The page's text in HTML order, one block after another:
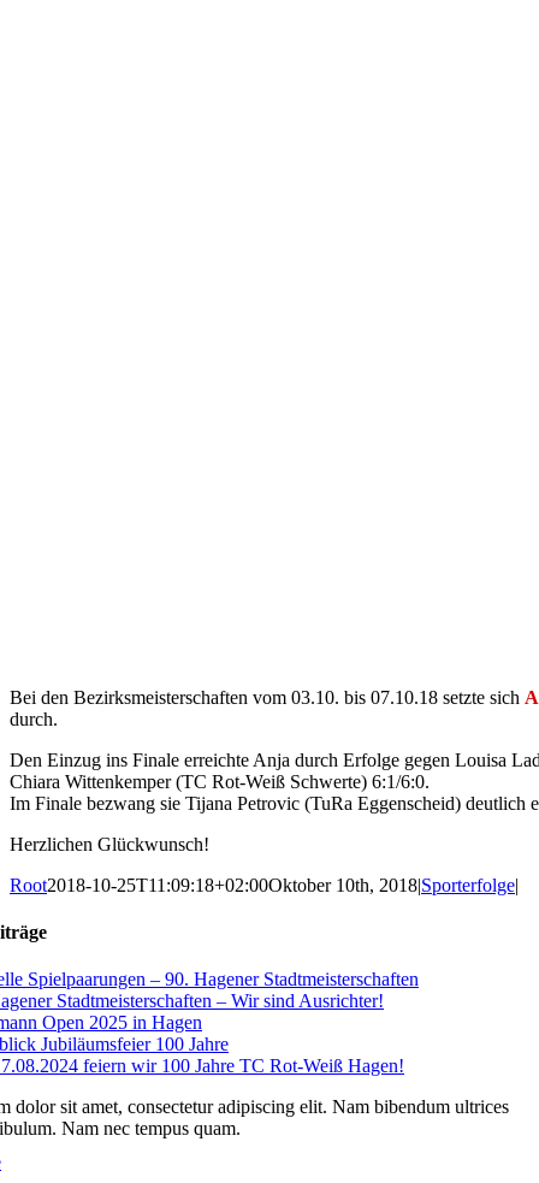
Bei den Bezirksmeisterschaften vom 03.10. bis 07.10.18 setzte sich
durch.
Den Einzug ins Finale erreichte Anja durch Erfolge gegen Louisa
Chiara Wittenkemper (TC Rot-Weiß Schwerte) 6:1/6:0.
Im Finale bezwang sie Tijana Petrovic (TuRa Eggenscheid) deutlich
Herzlichen Glückwunsch!
Root2018-10-25T11:09:18+02:00Oktober 10th, 2018|Sporterfolge|
Spielpaarungen – 90. Hagener Stadtmeisterschaften
Stadtmeisterschaften – Wir sind Ausrichter!
Open 2025 in Hagen
Jubiläumsfeier 100 Jahre
feiern wir 100 Jahre TC Rot-Weiß Hagen!
dolor sit amet, consectetur adipiscing elit. Nam bibendum ultrices
Nam nec tempus quam.